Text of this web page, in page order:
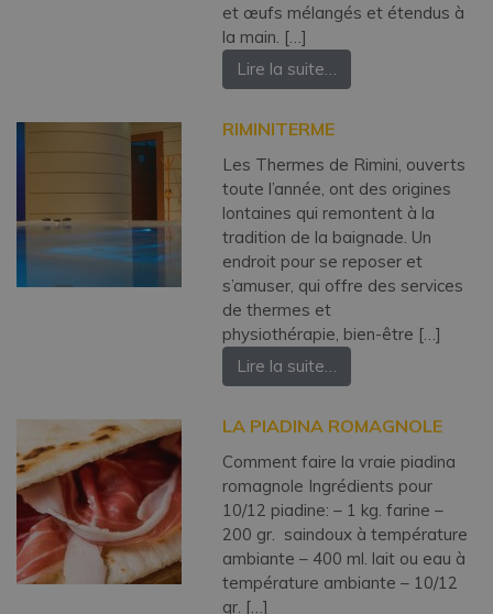
et œufs mélangés et étendus à
la main. […]
Lire la suite…
RIMINITERME
Les Thermes de Rimini, ouverts
toute l’année, ont des origines
lontaines qui remontent à la
tradition de la baignade. Un
endroit pour se reposer et
s’amuser, qui offre des services
de thermes et
physiothérapie, bien-être […]
Lire la suite…
LA PIADINA ROMAGNOLE
Comment faire la vraie piadina
romagnole Ingrédients pour
10/12 piadine: – 1 kg. farine –
200 gr. saindoux à température
ambiante – 400 ml. lait ou eau à
température ambiante – 10/12
gr. […]